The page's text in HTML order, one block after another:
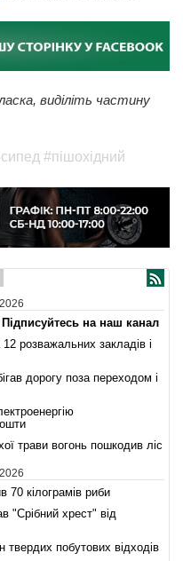
виділіть частину
#пішохідний
на наш канал
розважальних закладів і
дорогу поза переходом і
трави вогонь пошкодив ліс
70 кілограмів риби
"Срібний хрест" від
твердих побутових відходів